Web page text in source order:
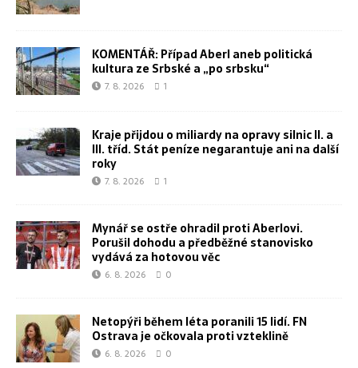
KOMENTÁŘ: Případ Aberl aneb politická
kultura ze Srbské a „po srbsku“
7. 8. 2026 1
Kraje přijdou o miliardy na opravy silnic II. a
III. tříd. Stát peníze negarantuje ani na další
roky
7. 8. 2026 1
Mynář se ostře ohradil proti Aberlovi.
Porušil dohodu a předběžné stanovisko
vydává za hotovou věc
6. 8. 2026 0
Netopýři během léta poranili 15 lidí. FN
Ostrava je očkovala proti vzteklině
6. 8. 2026 0